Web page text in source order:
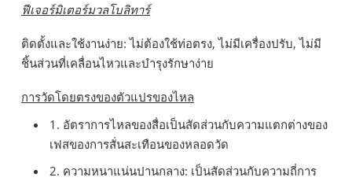
ฟีเจอร์มิเตอร์มวลโบลิทาร์
ติดตั้งและใช้งานง่าย: ไม่ต้องใช้ท่อตรง, ไม่มีเครื่องปรับ, ไม่มี
ชิ้นส่วนที่เคลื่อนไหวและบำรุงรักษาง่าย
การวัดโดยตรงของตัวแปรของไหล
1. อัตราการไหลของสื่อเป็นสัดส่วนกับความแตกต่างของ
เฟสของการสั่นสะเทือนของหลอดวัด
2. ความหนาแน่นปานกลาง: เป็นสัดส่วนกับความถี่การ